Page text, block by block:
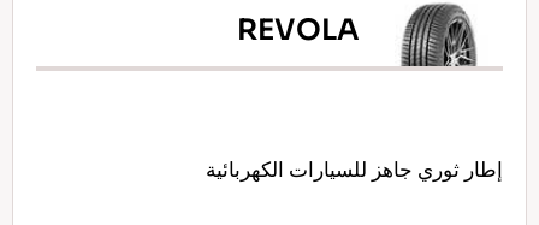
REVOLA
إطار ثوري جاهز للسيارات الكهربائية